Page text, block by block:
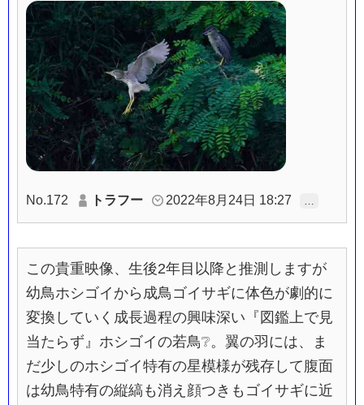
No.172 トラフー 2022年8月24日 18:27
この貴重映像、生後2年目以降と推測しますが
幼鳥ホシゴイから成鳥ゴイサギに体色が劇的に
変換していく成長過程の興味深い『図鑑上で見
当たらず』ホシゴイの若鳥❔。翼の羽には、ま
だ少しのホシゴイ特有の星模様が残存して腹面
は幼鳥特有の縦縞も消え顔つきもゴイサギに近